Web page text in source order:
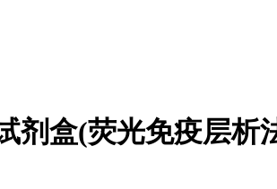
剂盒(荧光免疫层析